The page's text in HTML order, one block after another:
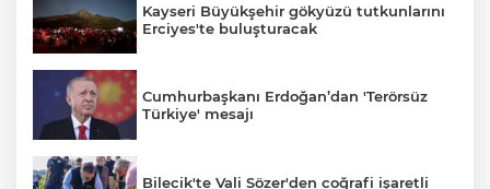
Kayseri Büyükşehir gökyüzü tutkunlarını
Erciyes'te buluşturacak
Cumhurbaşkanı Erdoğan’dan 'Terörsüz
Türkiye' mesajı
Bilecik'te Vali Sözer'den coğrafi işaretli